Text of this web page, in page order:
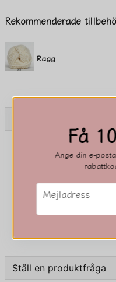
Rekommenderade
Ragg
Beskrivning av 2384
Ställ en produktfråga
Få
Ange din e-
email
Mejladress